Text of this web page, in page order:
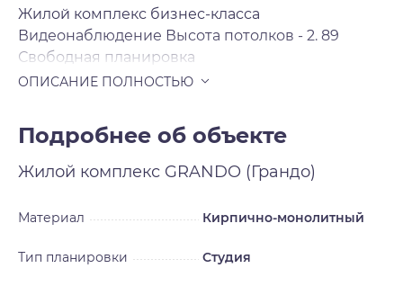
Жилой комплекс бизнес-класса
Видеонаблюдение Высота потолков - 2. 89
Свободная планировка
Подробнее об объекте
Жилой комплекс GRANDO (Грандо)
Материал Кирпично-монолитный
Тип планировки Студия